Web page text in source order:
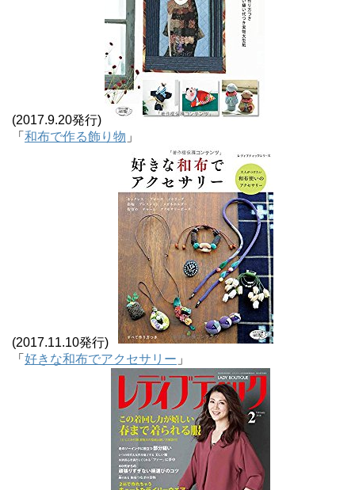
(2017.9.20発行)
「 和布で作る飾り物 」
(2017.11.10発行)
「 好きな和布でアクセサリー 」